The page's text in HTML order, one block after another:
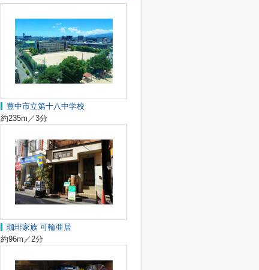
豊中市立第十八中学校
約235m／3分
珈琲家族 可輪亜居
約96m／2分